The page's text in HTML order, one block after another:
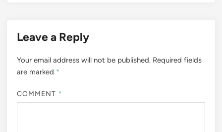
Leave a Reply
Your email address will not be published. Required fields
are marked *
COMMENT *